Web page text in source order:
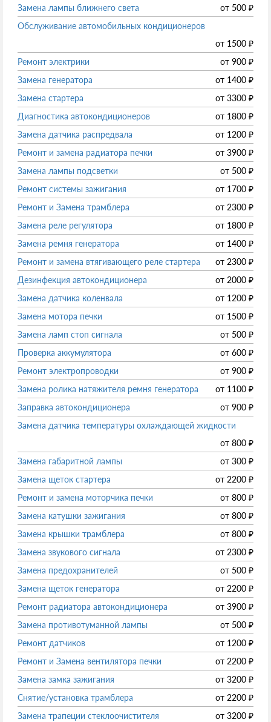
Замена лампы ближнего света
от 500 ₽
Обслуживание автомобильных кондиционеров
от 1500 ₽
Ремонт электрики
от 900 ₽
Замена генератора
от 1400 ₽
Замена стартера
от 3300 ₽
Диагностика автокондиционеров
от 1800 ₽
Замена датчика распредвала
от 1200 ₽
Ремонт и замена радиатора печки
от 3900 ₽
Замена лампы подсветки
от 500 ₽
Ремонт системы зажигания
от 1700 ₽
Ремонт и Замена трамблера
от 2300 ₽
Замена реле регулятора
от 1800 ₽
Замена ремня генератора
от 1400 ₽
Ремонт и замена втягивающего реле стартера
от 2300 ₽
Дезинфекция автокондиционера
от 2000 ₽
Замена датчика коленвала
от 1200 ₽
Замена мотора печки
от 1500 ₽
Замена ламп стоп сигнала
от 500 ₽
Проверка аккумулятора
от 600 ₽
Ремонт электропроводки
от 900 ₽
Замена ролика натяжителя ремня генератора
от 1100 ₽
Заправка автокондиционера
от 900 ₽
Замена датчика температуры охлаждающей жидкости
от 800 ₽
Замена габаритной лампы
от 300 ₽
Замена щеток стартера
от 2200 ₽
Ремонт и замена моторчика печки
от 800 ₽
Замена катушки зажигания
от 800 ₽
Замена крышки трамблера
от 800 ₽
Замена звукового сигнала
от 2300 ₽
Замена предохранителей
от 500 ₽
Замена щеток генератора
от 2200 ₽
Ремонт радиатора автокондиционера
от 3900 ₽
Замена противотуманной лампы
от 500 ₽
Ремонт датчиков
от 1200 ₽
Ремонт и Замена вентилятора печки
от 2200 ₽
Замена замка зажигания
от 3200 ₽
Снятие/установка трамблера
от 2200 ₽
Замена трапеции стеклоочистителя
от 3200 ₽